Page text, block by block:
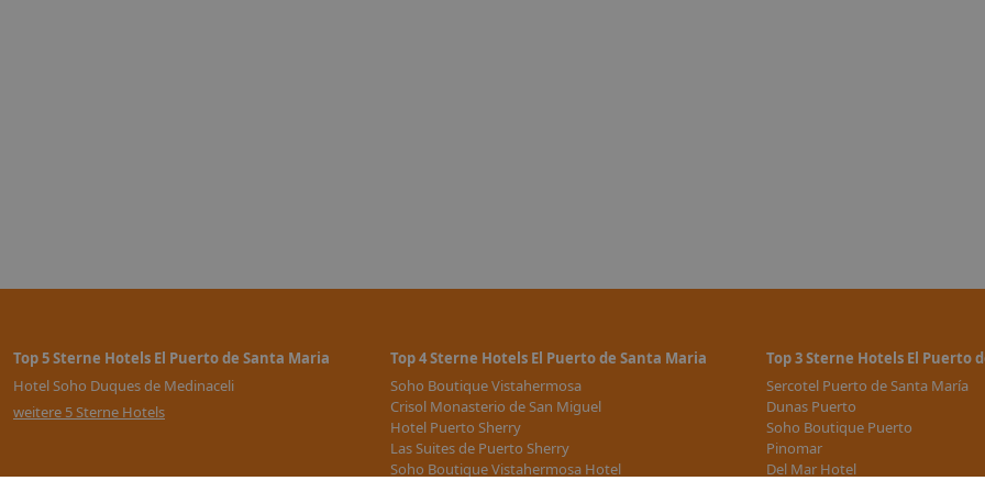
Top 5 Sterne Hotels El Puerto de Santa Maria
Hotel Soho Duques de Medinaceli
weitere 5 Sterne Hotels
Top 4 Sterne Hotels El Puerto de Santa Maria
Soho Boutique Vistahermosa
Crisol Monasterio de San Miguel
Hotel Puerto Sherry
Las Suites de Puerto Sherry
Soho Boutique Vistahermosa Hotel
Top 3 Sterne Hotels El Puerto
Sercotel Puerto de Santa María
Dunas Puerto
Soho Boutique Puerto
Pinomar
Del Mar Hotel